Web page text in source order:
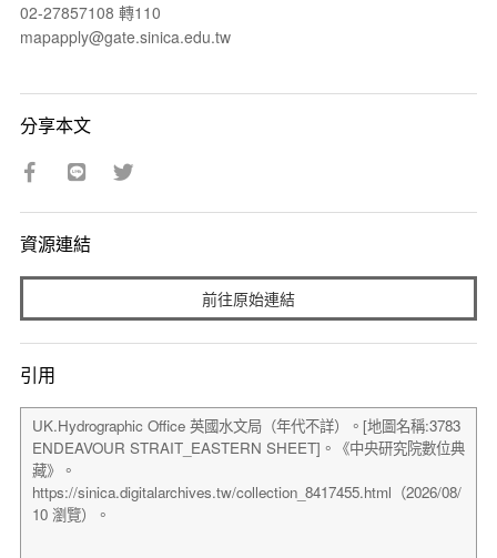
02-27857108 轉110
mapapply@gate.sinica.edu.tw
分享本文
資源連結
前往原始連結
引用